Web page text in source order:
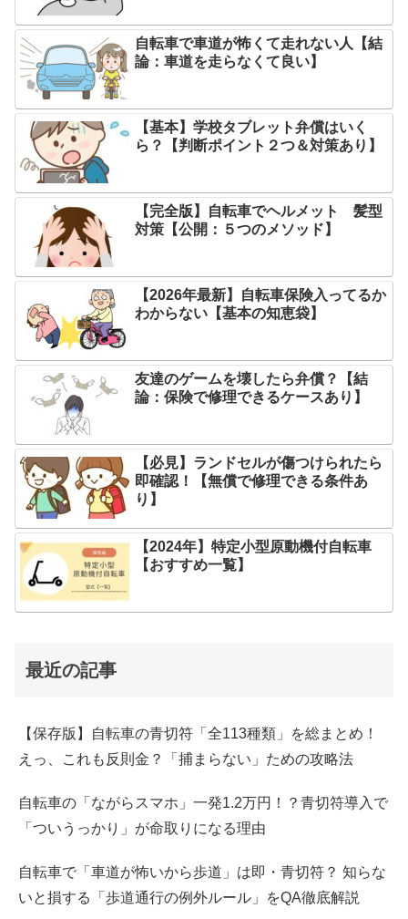
自転車で車道が怖くて走れない人【結
論：車道を走らなくて良い】
【基本】学校タブレット弁償はいく
ら？【判断ポイント２つ＆対策あり】
【完全版】自転車でヘルメット 髪型
対策【公開：５つのメソッド】
【2026年最新】自転車保険入ってるか
わからない【基本の知恵袋】
友達のゲームを壊したら弁償？【結
論：保険で修理できるケースあり】
【必見】ランドセルが傷つけられたら
即確認！【無償で修理できる条件あ
り】
【2024年】特定小型原動機付自転車
【おすすめ一覧】
最近の記事
【保存版】自転車の青切符「全113種類」を総まとめ！
えっ、これも反則金？「捕まらない」ための攻略法
自転車の「ながらスマホ」一発1.2万円！？青切符導入で
「ついうっかり」が命取りになる理由
自転車で「車道が怖いから歩道」は即・青切符？ 知らな
いと損する「歩道通行の例外ルール」をQA徹底解説